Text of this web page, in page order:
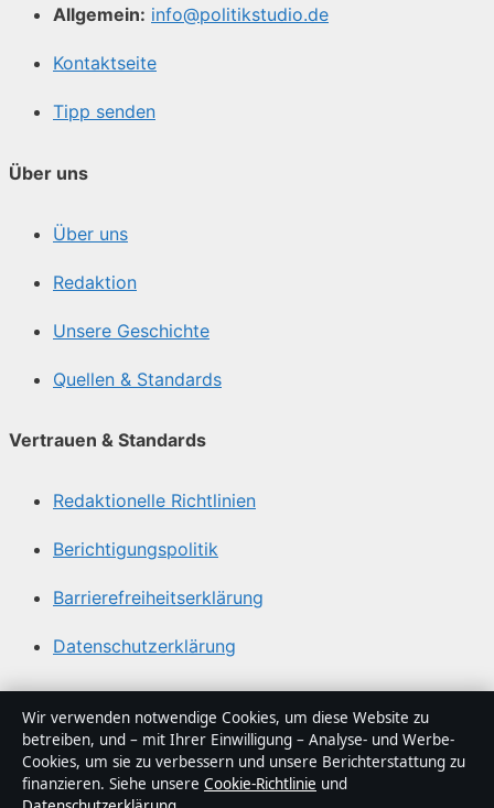
Allgemein: info@politikstudio.de
Kontaktseite
Tipp senden
Über uns
Über uns
Redaktion
Unsere Geschichte
Quellen & Standards
Vertrauen & Standards
Redaktionelle Richtlinien
Berichtigungspolitik
Barrierefreiheitserklärung
Datenschutzerklärung
Über Politikstudio in Kürze
Politikstudio ist ein unabhängiger digitaler
Nachrichtenanbieter mit Fokus auf Politik, Wirtschaft,
Wir verwenden notwendige Cookies, um diese Website zu
betreiben, und – mit Ihrer Einwilligung – Analyse- und Werbe-
Cookies, um sie zu verbessern und unsere Berichterstattung zu
finanzieren. Siehe unsere Cookie-Richtlinie und